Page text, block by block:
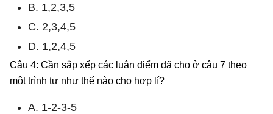
B. 1,2,3,5
C. 2,3,4,5
D. 1,2,4,5
Câu 4: Cần sắp xếp các luận điểm đã cho ở câu 7 theo
một trình tự như thế nào cho hợp lí?
A. 1-2-3-5